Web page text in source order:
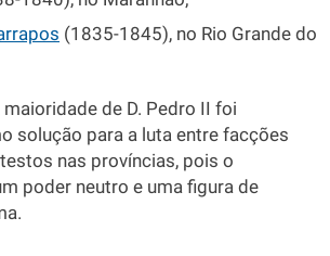
(1835-1845), no Rio Grande do
de D. Pedro II foi
solução para a luta entre facções
nas províncias, pois o
poder neutro e uma figura de